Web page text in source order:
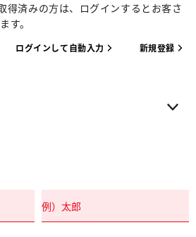
得済みの方は、ログインするとお客さ
す。
ログインして自動入力 新規登録